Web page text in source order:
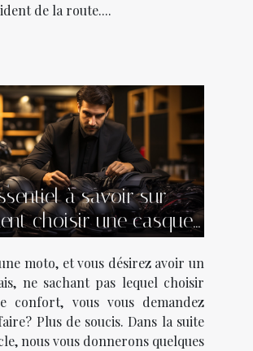
de la route....
à savoir sur
choisir une casque
moto ?
moto, et vous désirez avoir un
ne sachant pas lequel choisir
confort, vous vous demandez
Plus de soucis. Dans la suite
nous vous donnerons quelques